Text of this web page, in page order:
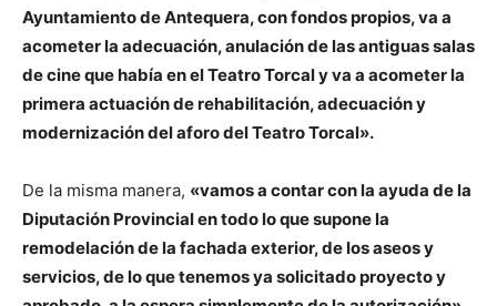
Ayuntamiento de Antequera, con fondos propios, va a
acometer la adecuación, anulación de las antiguas salas
de cine que había en el Teatro Torcal y va a acometer la
primera actuación de rehabilitación, adecuación y
modernización del aforo del Teatro Torcal».
De la misma manera, «vamos a contar con la ayuda de la
Diputación Provincial en todo lo que supone la
remodelación de la fachada exterior, de los aseos y
servicios, de lo que tenemos ya solicitado proyecto y